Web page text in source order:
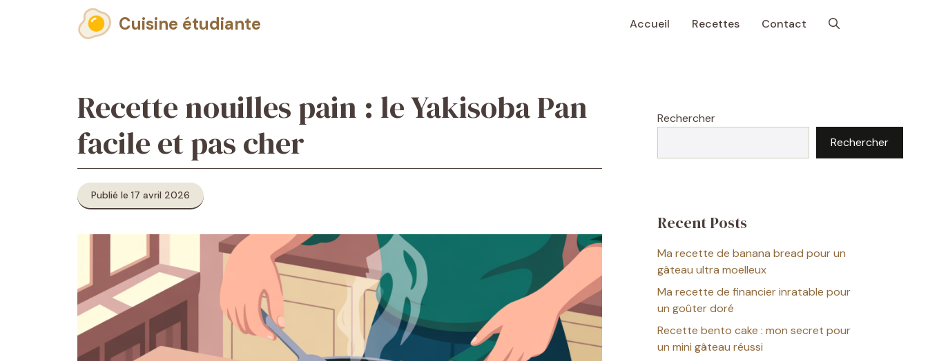
Cuisine étudiante Accueil Recettes Contact
Recette nouilles pain : le Yakisoba Pan
facile et pas cher
Publié le 17 avril 2026
Rechercher
Rechercher
Recent Posts
Ma recette de banana bread pour un
gâteau ultra moelleux
Ma recette de financier inratable pour
un goûter doré
Recette bento cake : mon secret pour
un mini gâteau réussi